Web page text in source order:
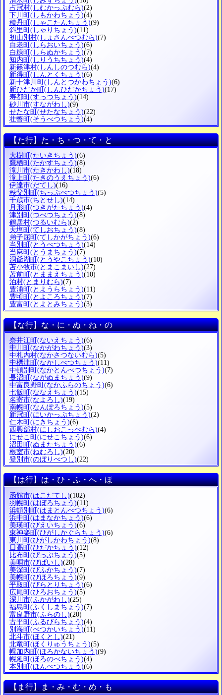
占冠村(しむかっぷむら)(2)
下川町 (しもかわちょう)(4)
積丹町 (しゃこたんちょう)(9)
斜里町 (しゃりちょう)(11)
初山別村(しょさんべつむら)(7)
白老町 (しらおいちょう)(6)
白糠町 (しらぬかちょう)(7)
知内町 (しりうちちょう)(4)
新篠津村(しんしのつむら)(4)
新得町 (しんとくちょう)(6)
新十津川町 (しんとつかわちょう)(6)
新ひだか町 (しんひだかちょう)(17)
寿都町 (すっつちょう)(14)
砂川市(すながわし)(9)
せたな町 (せたなちょう)(22)
壮瞥町 (そうべつちょう)(4)
【た行】た・ち・つ・て・と
大樹町 (たいきちょう)(6)
鷹栖町 (たかすちょう)(8)
滝川市(たきかわし)(18)
滝上町 (たきのうえちょう)(6)
伊達市(だてし)(16)
秩父別町 (ちっぷべつちょう)(5)
千歳市(ちとせし)(14)
月形町 (つきがたちょう)(4)
津別町 (つべつちょう)(8)
鶴居村(つるいむら)(2)
天塩町 (てしおちょう)(8)
弟子屈町 (てしかがちょう)(6)
当別町 (とうべつちょう)(14)
当麻町 (とうまちょう)(7)
洞爺湖町 (とうやこちょう)(10)
苫小牧市(とまこまいし)(27)
苫前町 (とままえちょう)(10)
泊村(とまりむら)(7)
豊浦町 (とようらちょう)(11)
豊頃町 (とよころちょう)(7)
豊富町 (とよとみちょう)(3)
【な行】な・に・ぬ・ね・の
奈井江町 (ないえちょう)(6)
中川町 (なかがわちょう)(3)
中札内村(なかさつないむら)(5)
中標津町 (なかしべつちょう)(11)
中頓別町 (なかとんべつちょう)(7)
長沼町 (ながぬまちょう)(9)
中富良野町 (なかふらのちょう)(6)
七飯町 (ななえちょう)(15)
名寄市(なよろし)(19)
南幌町 (なんぽろちょう)(5)
新冠町 (にいかっぷちょう)(2)
仁木町 (にきちょう)(6)
西興部村(にしおこっぺむら)(4)
にせこ町 (にせこちょう)(6)
沼田町 (ぬまたちょう)(6)
根室市(ねむろし)(20)
登別市(のぼりべつし)(22)
【は行】は・ひ・ふ・へ・ほ
函館市(はこだてし)(102)
羽幌町 (はぼろちょう)(11)
浜頓別町 (はまとんべつちょう)(6)
浜中町 (はまなかちょう)(6)
美瑛町 (びえいちょう)(6)
東神楽町 (ひがしかぐらちょう)(6)
東川町 (ひがしかわちょう)(8)
日高町 (ひだかちょう)(12)
比布町 (ぴっぷちょう)(5)
美唄市(びばいし)(28)
美深町 (びふかちょう)(7)
美幌町 (びほろちょう)(9)
平取町 (びらとりちょう)(6)
広尾町 (ひろおちょう)(5)
深川市(ふかがわし)(25)
福島町 (ふくしまちょう)(7)
富良野市(ふらのし)(20)
古平町 (ふるびらちょう)(4)
別海町 (べつかいちょう)(11)
北斗市(ほくとし)(21)
北竜町 (ほくりゅうちょう)(5)
幌加内町 (ほろかないちょう)(9)
幌延町 (ほろのべちょう)(4)
本別町 (ほんべつちょう)(6)
【ま行】ま・み・む・め・も